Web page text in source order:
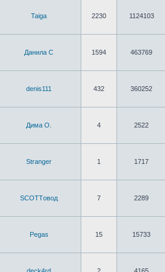
Taiga 2230 1124103
Данила С 1594 463769
denis111 432 360252
Дима О. 4 2522
Stranger 1 1717
SCOTTовод 7 2289
Pegas 15 15733